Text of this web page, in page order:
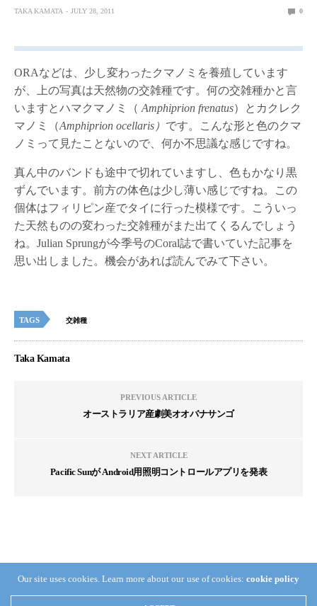
TAKA KAMATA JULY 28, 2011 0
ORAなどは、少し変わったクマノミを養殖しています
が、上の写真は天然物の交雑種です。何の交雑種かと言
いますとハマクマノミ（ Amphiprion frenatus）とカクレク
マノミ（Amphiprion ocellaris） です。こんな形と色のクマ
ノミって見たことないので、何か不思議な感じですね。
真ん中のバンドも途中で切れていますし、色もかなり黒
ずんでいます。前方の体色は少し薄い感じですね。この
個体はフィリピン産でタイに行った模様です。こういっ
た天然ものの変わった交雑種がまた出てくるんでしょう
ね。Julian Sprungが今季号のCoral誌で書いていた記事を
思い出しました。機会があれば読んでみて下さい。
TAGS 交雑種
Taka Kamata
PREVIOUS ARTICLE
オーストラリア産劇美オオバナサンゴ
NEXT ARTICLE
Pacific Sunが Android用照明コントロールアプリを発表
Our site uses cookies. Learn more about our use of cookies: cookie policy